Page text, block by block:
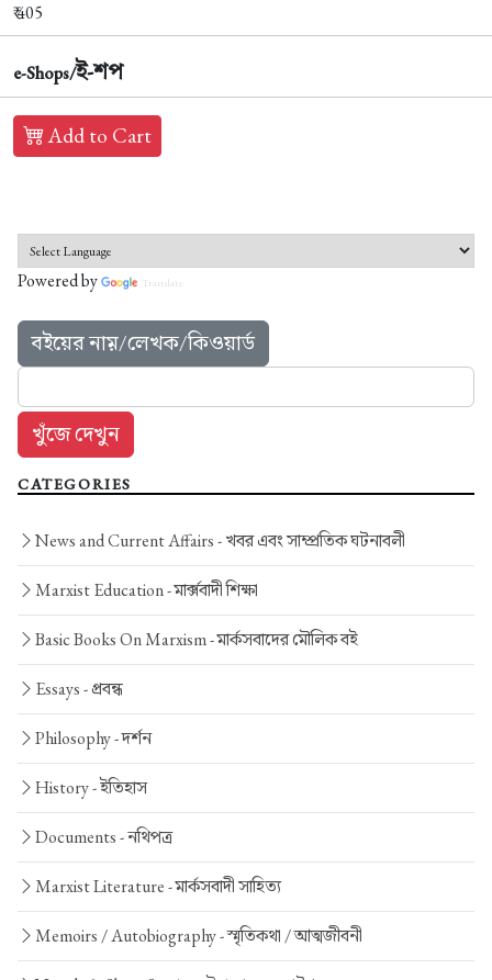
₹ 405
e-Shops/ই-শপ
Add to Cart
Powered by Translate
বইয়ের নাম়/লেখক/কিওয়ার্ড
CATEGORIES
News and Current Affairs -খবর এবং সাম্প্রতিক ঘটনাবলী
Marxist Education -মার্ক্সবাদী শিক্ষা
Basic Books On Marxism -মার্কসবাদের মৌলিক বই
Essays -প্রবন্ধ
Philosophy -দর্শন
History -ইতিহাস
Documents -নথিপত্র
Marxist Literature -মার্কসবাদী সাহিত্য
Memoirs / Autobiography -স্মৃতিকথা / আত্মজীবনী